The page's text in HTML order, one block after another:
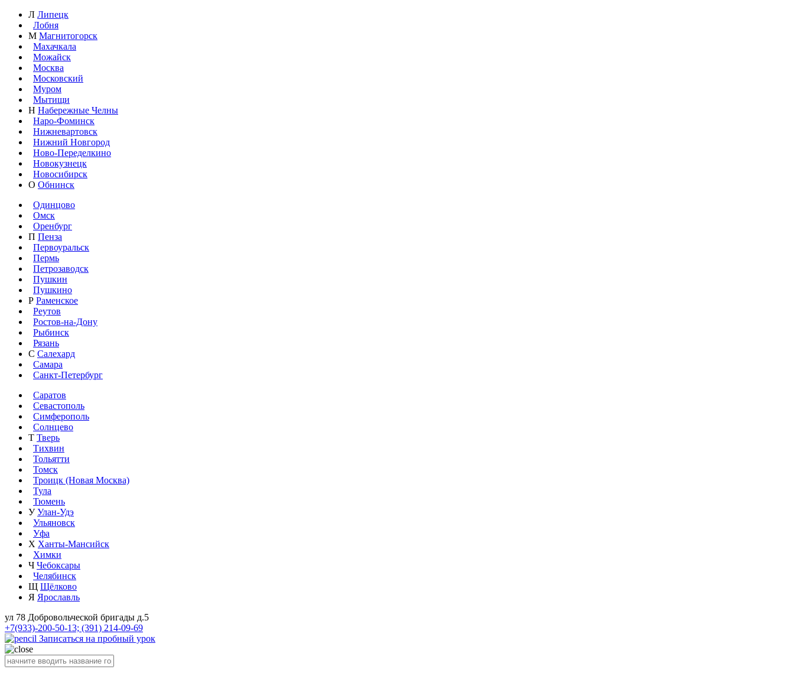
Л Липецк
Лобня
М Магнитогорск
Махачкала
Можайск
Москва
Московский
Муром
Мытищи
Н Набережные Челны
Наро-Фоминск
Нижневартовск
Нижний Новгород
Ново-Переделкино
Новокузнецк
Новосибирск
О Обнинск
Одинцово
Омск
Оренбург
П Пенза
Первоуральск
Пермь
Петрозаводск
Пушкин
Пушкино
Р Раменское
Реутов
Ростов-на-Дону
Рыбинск
Рязань
С Салехард
Самара
Санкт-Петербург
Саратов
Севастополь
Симферополь
Солнцево
Т Тверь
Тихвин
Тольятти
Томск
Троицк (Новая Москва)
Тула
Тюмень
У Улан-Удэ
Ульяновск
Уфа
Х Ханты-Мансийск
Химки
Ч Чебоксары
Челябинск
Щ Щёлково
Я Ярославль
ул 78 Добровольческой бригады д.5
+7(933)-200-50-13; (391) 214-09-69
Записаться на пробный урок